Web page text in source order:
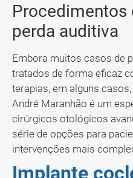
Procedimentos
perda auditiva
Embora muitos casos de
tratados de forma eficaz
terapias, em alguns
André Maranhão é um
cirúrgicos otológicos
série de opções para
intervenções mais
Implante